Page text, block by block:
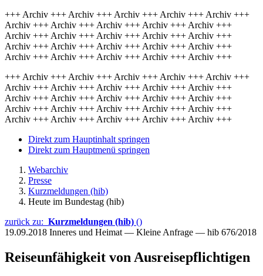
+++ Archiv +++ Archiv +++ Archiv +++ Archiv +++ Archiv +++
Archiv +++ Archiv +++ Archiv +++ Archiv +++ Archiv +++
Archiv +++ Archiv +++ Archiv +++ Archiv +++ Archiv +++
Archiv +++ Archiv +++ Archiv +++ Archiv +++ Archiv +++
Archiv +++ Archiv +++ Archiv +++ Archiv +++ Archiv +++
+++ Archiv +++ Archiv +++ Archiv +++ Archiv +++ Archiv +++
Archiv +++ Archiv +++ Archiv +++ Archiv +++ Archiv +++
Archiv +++ Archiv +++ Archiv +++ Archiv +++ Archiv +++
Archiv +++ Archiv +++ Archiv +++ Archiv +++ Archiv +++
Archiv +++ Archiv +++ Archiv +++ Archiv +++ Archiv +++
Direkt zum Hauptinhalt springen
Direkt zum Hauptmenü springen
Webarchiv
Presse
Kurzmeldungen (hib)
Heute im Bundestag (hib)
zurück zu: Kurzmeldungen (hib) ()
19.09.2018 Inneres und Heimat — Kleine Anfrage — hib 676/2018
Reiseunfähigkeit von Ausreisepflichtigen